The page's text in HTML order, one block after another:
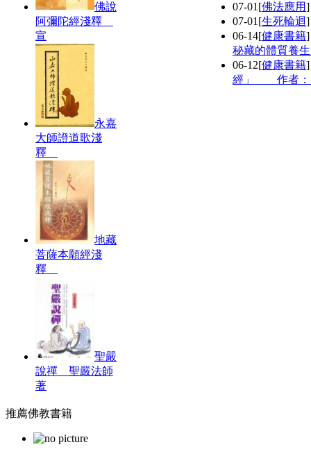
佛說
阿彌陀經淺釋
宣
永嘉
大師證道歌淺
釋
地藏
菩薩本願經淺
釋
聖嚴
說禪 聖嚴法師
著
07-01 [佛法應用
07-01 [生死輪迴
06-14[健康書籍
秘藏的體質養
06-12[健康書籍
經」 作者：
推薦佛教書籍